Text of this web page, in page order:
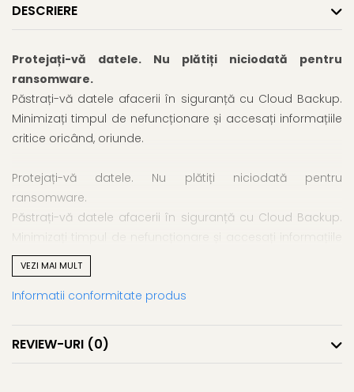
DESCRIERE
Protejați-vă datele. Nu plătiți niciodată pentru
ransomware.
Păstrați-vă datele afacerii în siguranță cu Cloud Backup.
Minimizați timpul de nefuncționare și accesați informațiile
critice oricând, oriunde.
Protejați-vă datele. Nu plătiți niciodată pentru
ransomware.
Păstrați-vă datele afacerii în siguranță cu Cloud Backup.
Minimizați timpul de nefuncționare și accesați informațiile
critice oricând, oriunde.
De ce aveți nevoie de backup?
ransomware crescânde și nevoile de conformitate în
creștere, riscul pentru dispozitivele afacerii dvs. nu a fost
VEZI MAI MULT
Informatii conformitate produs
REVIEW-URI (0)